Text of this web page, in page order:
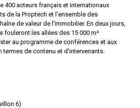
400 acteurs français et internationaux
de la Proptech et l'ensemble des
de valeur de l'immobilier. En deux jours,
fouleront les allées des 15 000 m²
au programme de conférences et aux
termes de contenu et d'intervenants.
6)